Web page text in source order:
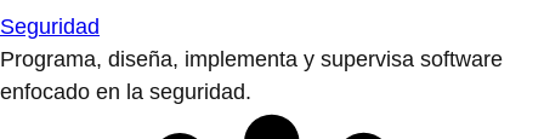
Seguridad
Programa, diseña, implementa y supervisa software
enfocado en la seguridad.